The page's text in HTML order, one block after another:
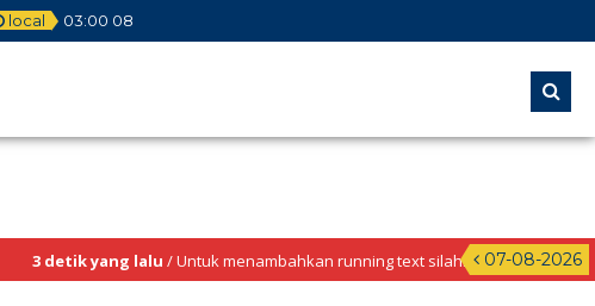
local 03:00 09
07-08-2026
3 detik yang lalu/ Untuk menambahkan running text silahkan ke Dashboard >